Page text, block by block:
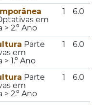
em
2.º Ano
1 6.0
Parte
em
1.º Ano
1 6.0
Parte
em
2.º Ano
1 6.0